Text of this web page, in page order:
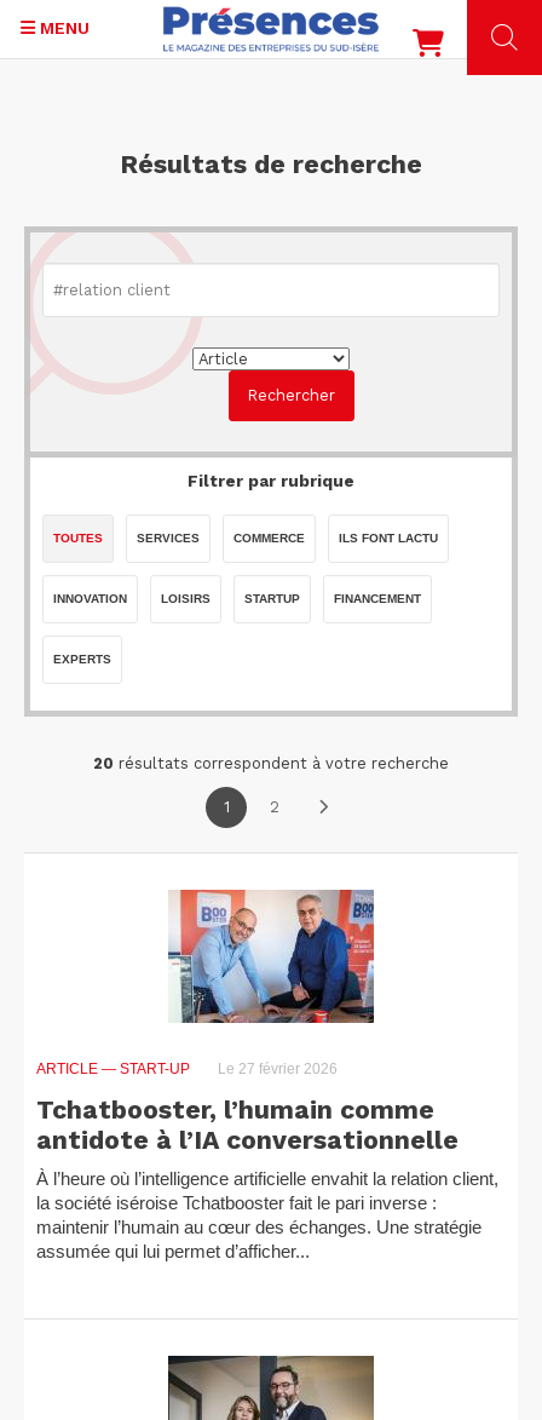
MENU
Résultats de recherche
Filtrer par rubrique
TOUTES SERVICES COMMERCE ILS FONT LACTU
INNOVATION LOISIRS STARTUP FINANCEMENT
EXPERTS
20 résultats correspondent à votre recherche
1 2
ARTICLE — START-UP Le 27 février 2026
Tchatbooster, l’humain comme
antidote à l’IA conversationnelle
À l’heure où l’intelligence artificielle envahit la relation client,
la société iséroise Tchatbooster fait le pari inverse :
maintenir l’humain au cœur des échanges. Une stratégie
assumée qui lui permet d’afficher...